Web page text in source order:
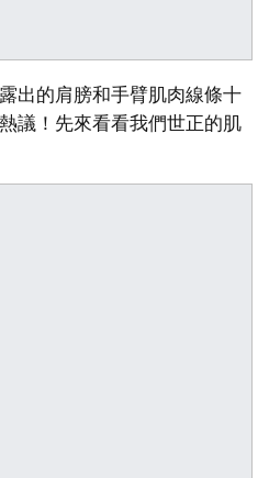
出的肩膀和手臂肌肉線條十
議！先來看看我們世正的肌